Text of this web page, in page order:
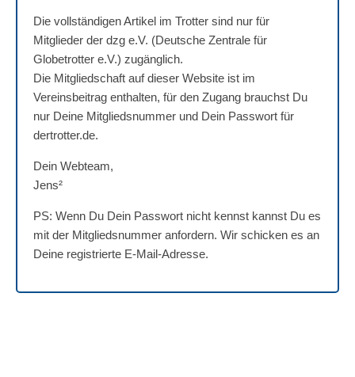
Die vollständigen Artikel im Trotter sind nur für
Mitglieder der dzg e.V. (Deutsche Zentrale für
Globetrotter e.V.) zugänglich.
Die Mitgliedschaft auf dieser Website ist im
Vereinsbeitrag enthalten, für den Zugang brauchst Du
nur Deine Mitgliedsnummer und Dein Passwort für
dertrotter.de.
Dein Webteam,
Jens²
PS: Wenn Du Dein Passwort nicht kennst kannst Du es
mit der Mitgliedsnummer anfordern. Wir schicken es an
Deine registrierte E-Mail-Adresse.